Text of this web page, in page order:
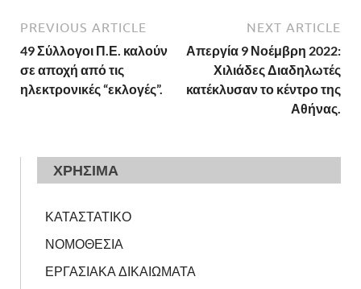
PREVIOUS ARTICLE
49 Σύλλογοι Π.Ε. καλούν
σε αποχή από τις
ηλεκτρονικές “εκλογές”.
NEXT ARTICLE
Απεργία 9 Νοέμβρη 2022:
Χιλιάδες Διαδηλωτές
κατέκλυσαν το κέντρο της
Αθήνας.
ΧΡΗΣΙΜΑ
ΚΑΤΑΣΤΑΤΙΚΟ
ΝΟΜΟΘΕΣΙΑ
ΕΡΓΑΣΙΑΚΑ ΔΙΚΑΙΩΜΑΤΑ